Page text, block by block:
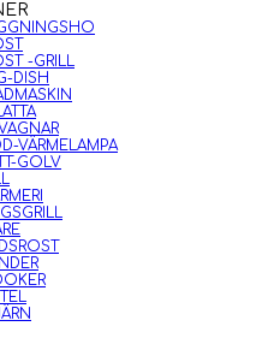
-GRILL
DISH
VÄRMELAMPA
GOLV